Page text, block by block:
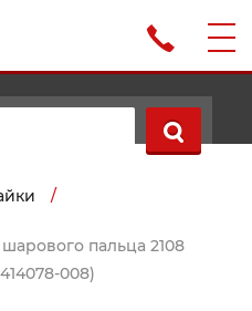
/
пальца 2108
008)